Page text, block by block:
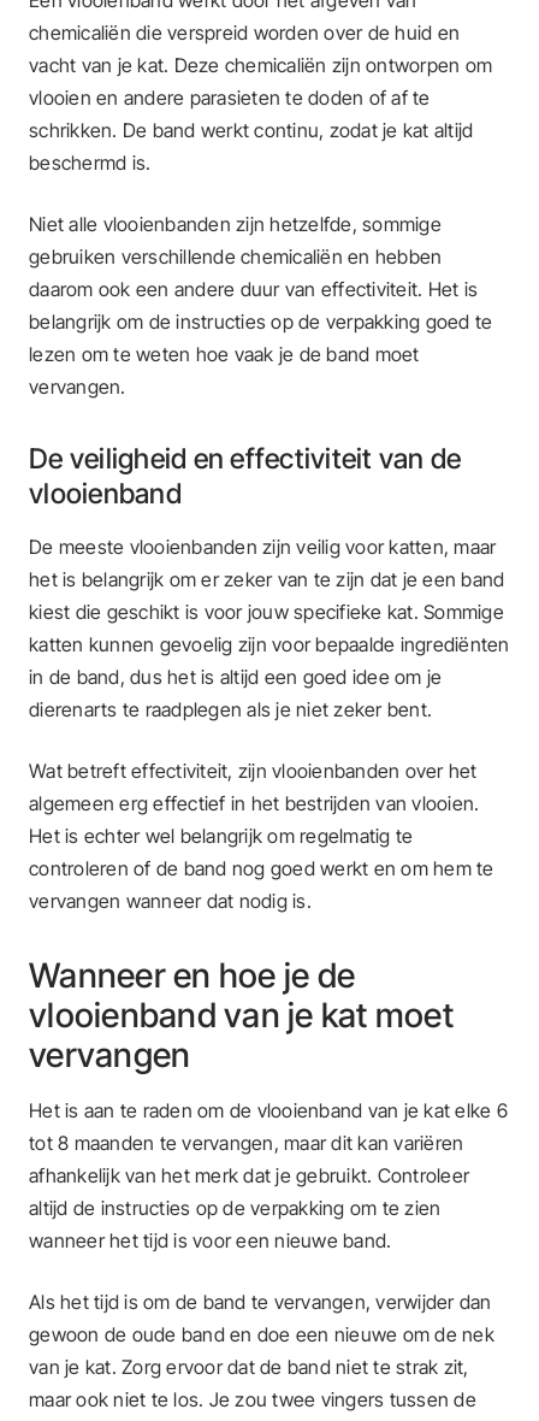
chemicaliën die verspreid worden over de huid en
vacht van je kat. Deze chemicaliën zijn ontworpen om
vlooien en andere parasieten te doden of af te
schrikken. De band werkt continu, zodat je kat altijd
beschermd is.
Niet alle vlooienbanden zijn hetzelfde, sommige
gebruiken verschillende chemicaliën en hebben
daarom ook een andere duur van effectiviteit. Het is
belangrijk om de instructies op de verpakking goed te
lezen om te weten hoe vaak je de band moet
vervangen.
De veiligheid en effectiviteit van de
vlooienband
De meeste vlooienbanden zijn veilig voor katten, maar
het is belangrijk om er zeker van te zijn dat je een band
kiest die geschikt is voor jouw specifieke kat. Sommige
katten kunnen gevoelig zijn voor bepaalde ingrediënten
in de band, dus het is altijd een goed idee om je
dierenarts te raadplegen als je niet zeker bent.
Wat betreft effectiviteit, zijn vlooienbanden over het
algemeen erg effectief in het bestrijden van vlooien.
Het is echter wel belangrijk om regelmatig te
controleren of de band nog goed werkt en om hem te
vervangen wanneer dat nodig is.
Wanneer en hoe je de
vlooienband van je kat moet
vervangen
Het is aan te raden om de vlooienband van je kat elke 6
tot 8 maanden te vervangen, maar dit kan variëren
afhankelijk van het merk dat je gebruikt. Controleer
altijd de instructies op de verpakking om te zien
wanneer het tijd is voor een nieuwe band.
Als het tijd is om de band te vervangen, verwijder dan
gewoon de oude band en doe een nieuwe om de nek
van je kat. Zorg ervoor dat de band niet te strak zit,
maar ook niet te los. Je zou twee vingers tussen de